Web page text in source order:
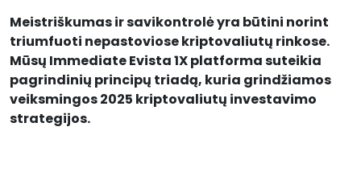
Meistriškumas ir savikontrolė yra būtini norint
triumfuoti nepastoviose kriptovaliutų rinkose.
Mūsų Immediate Evista 1X platforma suteikia
pagrindinių principų triadą, kuria grindžiamos
veiksmingos 2025 kriptovaliutų investavimo
strategijos.